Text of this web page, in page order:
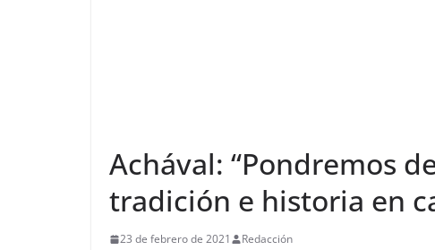
Achával: “Pondremos
tradición e historia en
23 de febrero de 2021 Redacción